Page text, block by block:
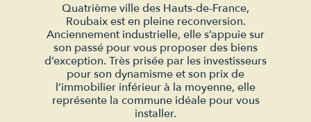
Quatrième ville des Hauts-de-France,
Roubaix est en pleine reconversion.
Anciennement industrielle, elle s’appuie sur
son passé pour vous proposer des biens
d’exception. Très prisée par les investisseurs
pour son dynamisme et son prix de
l’immobilier inférieur à la moyenne, elle
représente la commune idéale pour vous
installer.